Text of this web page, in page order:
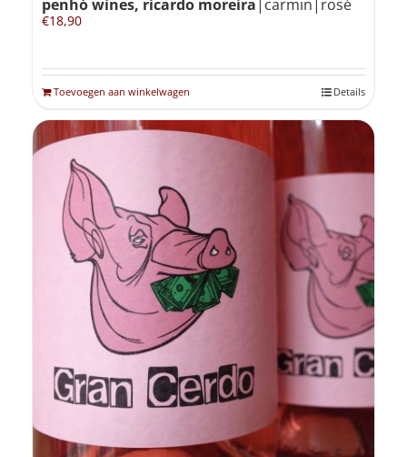
penhó wines, ricardo moreira|carmin|rosé
€18,90
Toevoegen aan winkelwagen Details